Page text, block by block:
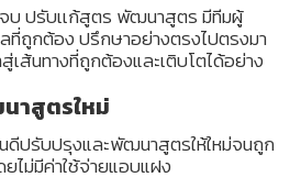
จบ ปรับเเก้สูตร พัฒนาสูตร มีทีมผู้
ถูกต้อง ปรึกษาอย่างตรงไปตรงมา
ส้นทางที่ถูกต้องและเติบโตได้อย่าง
าสูตรใหม่
ดีปรับปรุงและพัฒนาสูตรให้ใหม่จนถูก
ไม่มีค่าใช้จ่ายแอบแฝง